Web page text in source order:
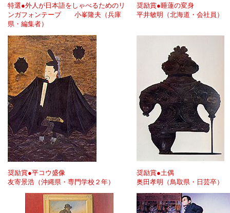
特選●外人が日本語をしゃべるためのリ
ンガフォンテープ 小峯隆夫（兵庫
県・編集者）
奨励賞●睡蓮の変身
平井敏明（北海道・会社員）
奨励賞●平コウ盛像
友寄景浩（沖縄県・専門学校２年）
奨励賞●土偶
奥田孝明（鳥取県・日芸卒）